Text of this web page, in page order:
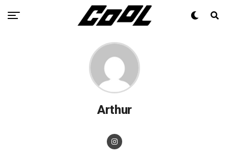
Arthur